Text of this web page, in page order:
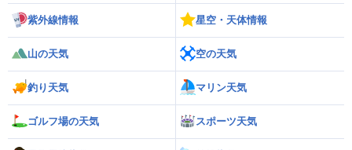
紫外線情報 星空・天体情報
山の天気 空の天気
釣り天気 マリン天気
ゴルフ場の天気 スポーツ天気